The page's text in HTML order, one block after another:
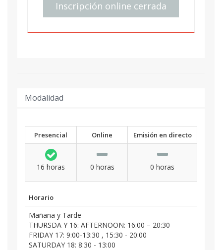
Inscripción online cerrada
Modalidad
Presencial Online Emisión en directo
16 horas 0 horas 0 horas
Horario
Mañana y Tarde
THURSDA Y 16: AFTERNOON: 16:00 – 20:30
FRIDAY 17: 9:00-13:30 , 15:30 - 20:00
SATURDAY 18: 8:30 - 13:00